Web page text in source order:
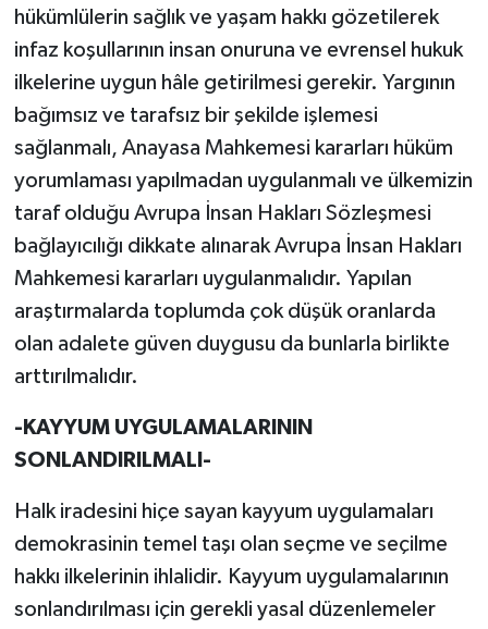
hükümlülerin sağlık ve yaşam hakkı gözetilerek
infaz koşullarının insan onuruna ve evrensel hukuk
ilkelerine uygun hâle getirilmesi gerekir. Yargının
bağımsız ve tarafsız bir şekilde işlemesi
sağlanmalı, Anayasa Mahkemesi kararları hüküm
yorumlaması yapılmadan uygulanmalı ve ülkemizin
taraf olduğu Avrupa İnsan Hakları Sözleşmesi
bağlayıcılığı dikkate alınarak Avrupa İnsan Hakları
Mahkemesi kararları uygulanmalıdır. Yapılan
araştırmalarda toplumda çok düşük oranlarda
olan adalete güven duygusu da bunlarla birlikte
arttırılmalıdır.
-KAYYUM UYGULAMALARININ
SONLANDIRILMALI-
Halk iradesini hiçe sayan kayyum uygulamaları
demokrasinin temel taşı olan seçme ve seçilme
hakkı ilkelerinin ihlalidir. Kayyum uygulamalarının
sonlandırılması için gerekli yasal düzenlemeler